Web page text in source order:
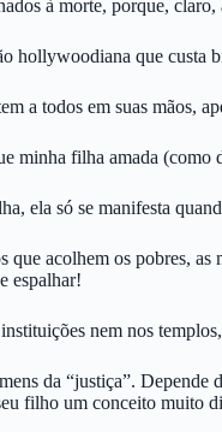
à morte, porque,
hollywoodiana que custa
a todos em suas mãos,
minha filha amada (como
ela só se manifesta
que acolhem os pobres, as
espalhar!
nem nos
da “justiça”. Depende
filho um conceito muito